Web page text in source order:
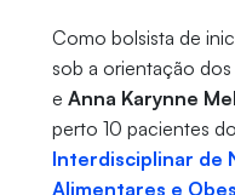
Como bolsista de
sob a orientação
e Anna Karynne
perto 10 pacientes do
Interdisciplinar de
Alimentares e